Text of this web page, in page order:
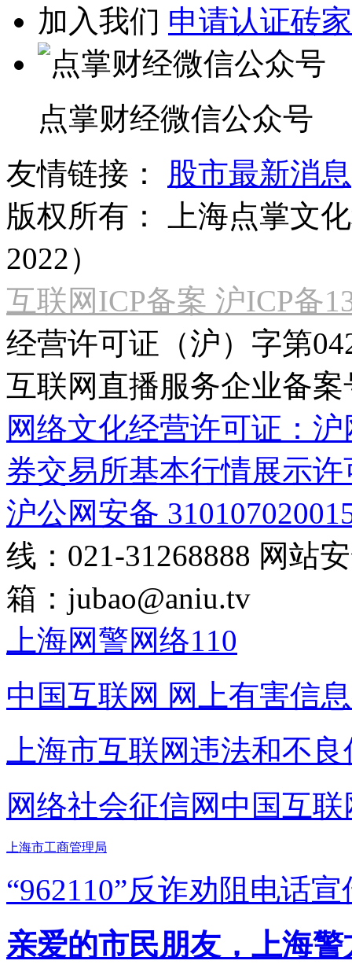
加入我们 申请认证砖家
点掌财经微信公众号
友情链接：
股市最新消息
版权所有：
上海点掌文
2022）
互联网ICP备案 沪ICP备
经营许可证（沪）字第
互联网直播服务企业备案
网络文化经营许可证：
券交易所基本行情展示许
沪公网安备
线：021-31268888 网站
箱： jubao@aniu.tv
上海网警网络110
中国互联网 网上有害信
上海市互联网违法和不
网络社会征信网 中国互
上海市工商管理局
“962110”反诈劝阻电话宣
亲爱的市民朋友，上海